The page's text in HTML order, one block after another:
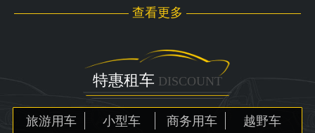
查看更多
特惠租车 DISCOUNT
旅游用车 小型车 商务用车 越野车